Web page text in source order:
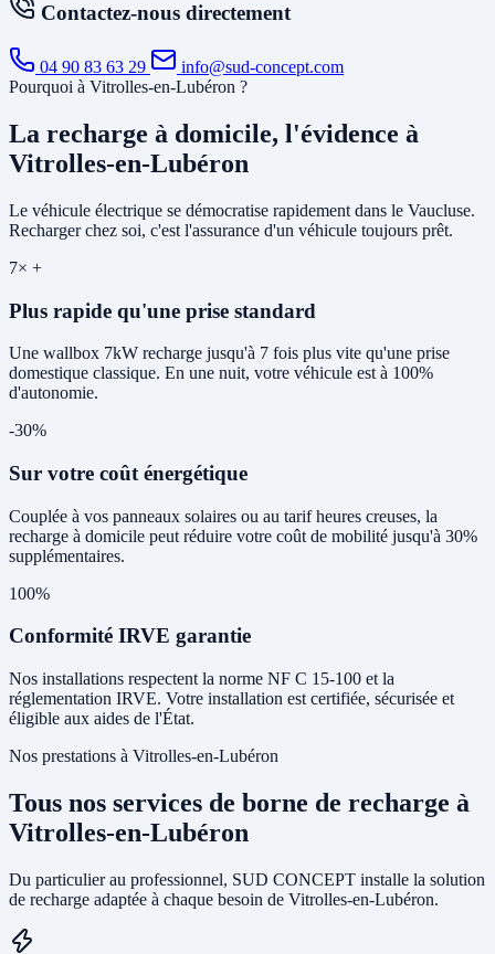
Contactez-nous directement
04 90 83 63 29
info@sud-concept.com
Pourquoi à Vitrolles-en-Lubéron ?
La recharge à domicile, l'évidence à
Vitrolles-en-Lubéron
Le véhicule électrique se démocratise rapidement dans le Vaucluse.
Recharger chez soi, c'est l'assurance d'un véhicule toujours prêt.
7× +
Plus rapide qu'une prise standard
Une wallbox 7kW recharge jusqu'à 7 fois plus vite qu'une prise
domestique classique. En une nuit, votre véhicule est à 100%
d'autonomie.
-30%
Sur votre coût énergétique
Couplée à vos panneaux solaires ou au tarif heures creuses, la
recharge à domicile peut réduire votre coût de mobilité jusqu'à 30%
supplémentaires.
100%
Conformité IRVE garantie
Nos installations respectent la norme NF C 15-100 et la
réglementation IRVE. Votre installation est certifiée, sécurisée et
éligible aux aides de l'État.
Nos prestations à Vitrolles-en-Lubéron
Tous nos services de borne de recharge à
Vitrolles-en-Lubéron
Du particulier au professionnel, SUD CONCEPT installe la solution
de recharge adaptée à chaque besoin de Vitrolles-en-Lubéron.